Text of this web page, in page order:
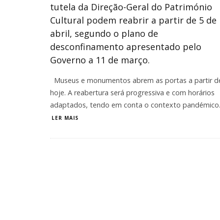
tutela da Direção-Geral do Património
Cultural podem reabrir a partir de 5 de
abril, segundo o plano de
desconfinamento apresentado pelo
Governo a 11 de março.
Museus e monumentos abrem as portas a partir
hoje. A reabertura será progressiva e com horários
adaptados, tendo em conta o contexto pandémico.
LER MAIS